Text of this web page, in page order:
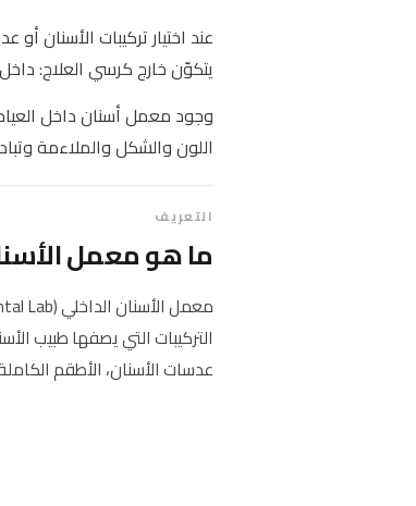
عند اختيار تركيبات الأسنان
يتكوّن خارج كرسي العلاج:
وجود معمل أسنان داخل
اللون والشكل والملاءمة
التعريف
ما هو معمل
التركيبات التي يصفها طبيب
عدسات الأسنان، الأطقم